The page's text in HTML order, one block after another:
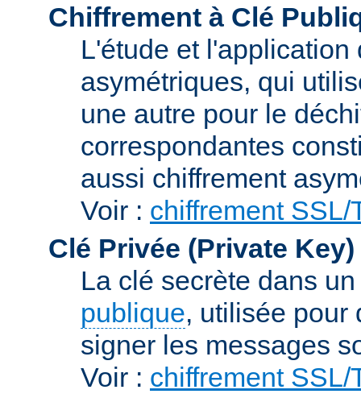
Chiffrement à Clé
L'étude et
asymétriques, qui
une autre pour le
correspondantes
aussi chiffrement
Voir : chiffrement SSL/
Clé Privée (Private Key)
La clé secrète dans
publique, utilisée pour
signer les messages
Voir : chiffrement SSL/